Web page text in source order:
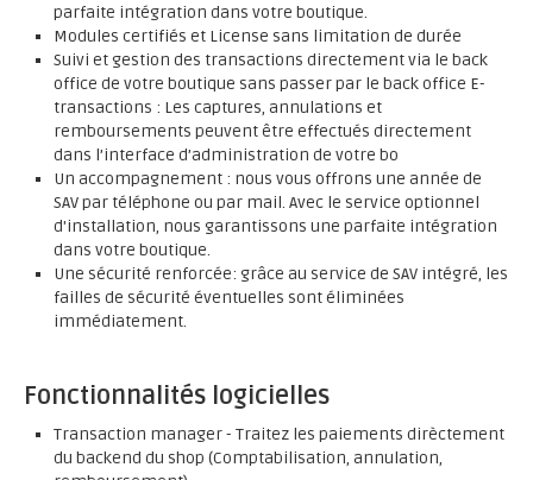
parfaite intégration dans votre boutique.
Modules certifiés et License sans limitation de durée
Suivi et gestion des transactions directement via le back
office de votre boutique sans passer par le back office E-
transactions : Les captures, annulations et
remboursements peuvent être effectués directement
dans l’interface d’administration de votre bo
Un accompagnement : nous vous offrons une année de
SAV par téléphone ou par mail. Avec le service optionnel
d'installation, nous garantissons une parfaite intégration
dans votre boutique.
Une sécurité renforcée: grâce au service de SAV intégré, les
failles de sécurité éventuelles sont éliminées
immédiatement.
Fonctionnalités logicielles
Transaction manager - Traitez les paiements dirèctement
du backend du shop (Comptabilisation, annulation,